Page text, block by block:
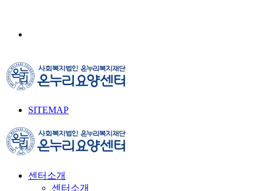
SITEMAP
센터소개
센터소개